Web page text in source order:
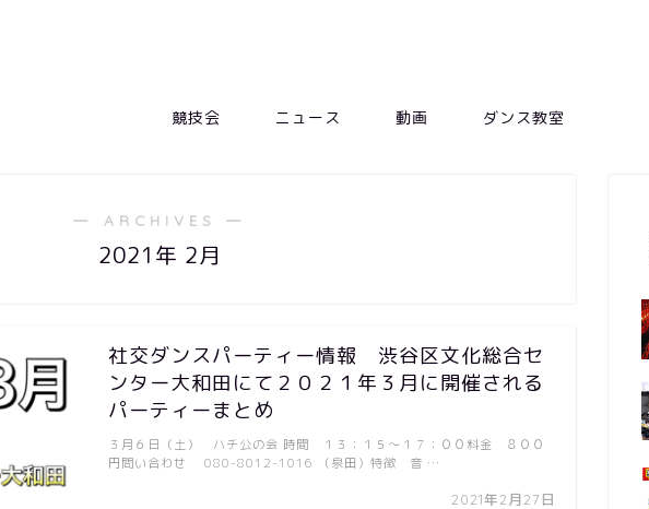
競技会 ニュース 動画 ダンス教室
― ARCHIVES ―
2021年 2月
社交ダンスパーティー情報 渋谷区文化総合セ
ンター大和田にて２０２１年３月に開催される
パーティーまとめ
2021年2月27日
３月６日（土） ハチ公の会 時間 １３：１５～１７：００料金 ８００
円問い合わせ 080-8012-1016 （泉田）特徴 音 …